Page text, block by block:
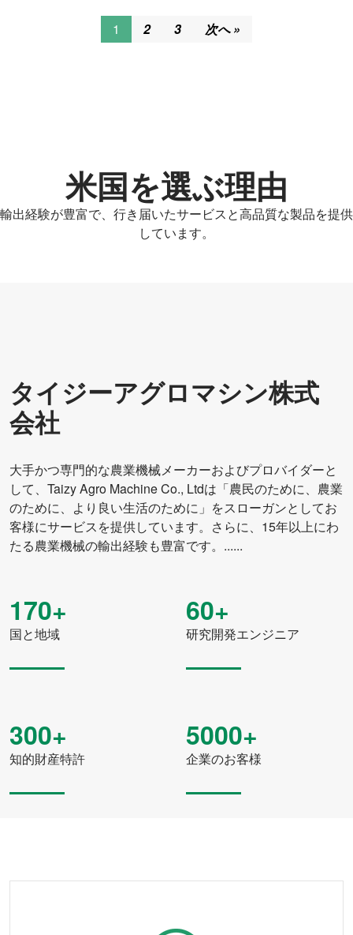
1 2 3 次へ »
米国を選ぶ理由
輸出経験が豊富で、行き届いたサービスと高品質な製品を提供
しています。
タイジーアグロマシン株式
会社
大手かつ専門的な農業機械メーカーおよびプロバイダーと
して、Taizy Agro Machine Co., Ltdは「農民のために、農業
のために、より良い生活のために」をスローガンとしてお
客様にサービスを提供しています。さらに、15年以上にわ
たる農業機械の輸出経験も豊富です。......
170+
国と地域
60+
研究開発エンジニア
300+
知的財産特許
5000+
企業のお客様